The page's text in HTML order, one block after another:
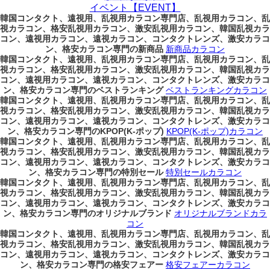
イベント【EVENT】
韓国コンタクト、遠視用、乱視用カラコン専門店、乱視用カラコン、乱
視カラコン、格安乱視用カラコン、激安乱視用カラコン、韓国乱視カラ
コン、遠視用カラコン、遠視カラコン、コンタクトレンズ、激安カラコ
ン、格安カラコン専門の新商品 新商品カラコン
韓国コンタクト、遠視用、乱視用カラコン専門店、乱視用カラコン、乱
視カラコン、格安乱視用カラコン、激安乱視用カラコン、韓国乱視カラ
コン、遠視用カラコン、遠視カラコン、コンタクトレンズ、激安カラコ
ン、格安カラコン専門のベストランキング ベストランキングカラコン
韓国コンタクト、遠視用、乱視用カラコン専門店、乱視用カラコン、乱
視カラコン、格安乱視用カラコン、激安乱視用カラコン、韓国乱視カラ
コン、遠視用カラコン、遠視カラコン、コンタクトレンズ、激安カラコ
ン、格安カラコン専門のKPOP(K-ポップ) KPOP(K-ポップ)カラコン
韓国コンタクト、遠視用、乱視用カラコン専門店、乱視用カラコン、乱
視カラコン、格安乱視用カラコン、激安乱視用カラコン、韓国乱視カラ
コン、遠視用カラコン、遠視カラコン、コンタクトレンズ、激安カラコ
ン、格安カラコン専門の特別セール 特別セールカラコン
韓国コンタクト、遠視用、乱視用カラコン専門店、乱視用カラコン、乱
視カラコン、格安乱視用カラコン、激安乱視用カラコン、韓国乱視カラ
コン、遠視用カラコン、遠視カラコン、コンタクトレンズ、激安カラコ
ン、格安カラコン専門のオリジナルブランド オリジナルブランドカラ
コン
韓国コンタクト、遠視用、乱視用カラコン専門店、乱視用カラコン、乱
視カラコン、格安乱視用カラコン、激安乱視用カラコン、韓国乱視カラ
コン、遠視用カラコン、遠視カラコン、コンタクトレンズ、激安カラコ
ン、格安カラコン専門の格安フェアー 格安フェアーカラコン